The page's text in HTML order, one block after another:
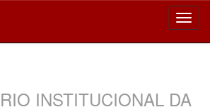
INSTITUCIONAL DA